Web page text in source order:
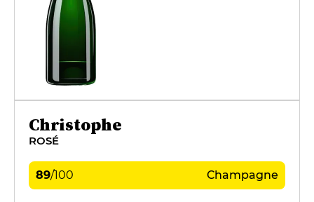
Christophe
ROSÉ
89/100 Champagne